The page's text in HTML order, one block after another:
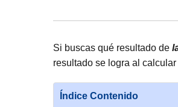
Si buscas qué resultado de
resultado se logra al
Índice Contenido